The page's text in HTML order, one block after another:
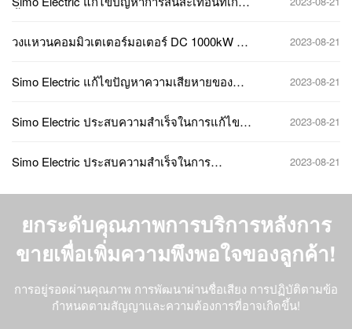
วงแหวนคอมมิวเตเตอร์มอเตอร์ DC 1000kW ไฟ
2023-08-21
Simo Electric แก้ไขปัญหาความเสียหายของ
2023-08-21
Simo Electric ประสบความสำเร็จในการแก้ไข
2023-08-21
Simo Electric ประสบความสำเร็จในการ
2023-08-21
ยกระดับคุณภาพการบริการหลังการ
ขายเพื่อเพิ่มความพึงพอใจของลูกค้า!
การอยู่รอดผ่านคุณภาพ การพัฒนาผ่านชื่อเสียง การปฏิบัติตามข้อ
กำหนดตามสัญญาและความต้องการที่อาจเกิดขึ้น!